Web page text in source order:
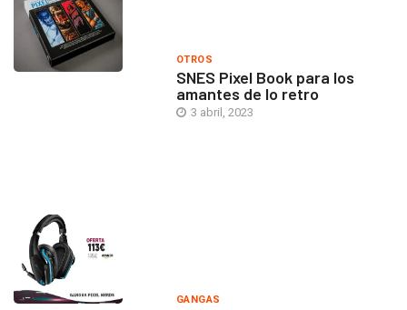
OTROS
SNES Pixel Book para los
amantes de lo retro
3 abril, 2023
GANGAS